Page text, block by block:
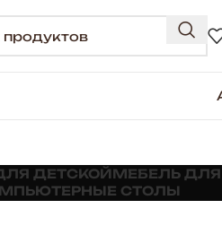
ДЕТСКОЙМЕБЕЛЬ ДЛЯ
СТОЛЫ